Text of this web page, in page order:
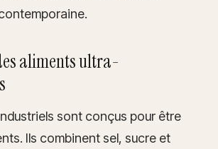
aliments ultra-
sont conçus pour être
Ils combinent sel, sucre et